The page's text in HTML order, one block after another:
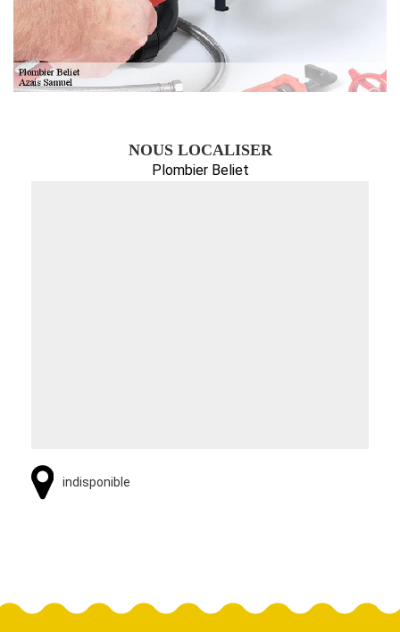
NOUS LOCALISER
Plombier Beliet
indisponible